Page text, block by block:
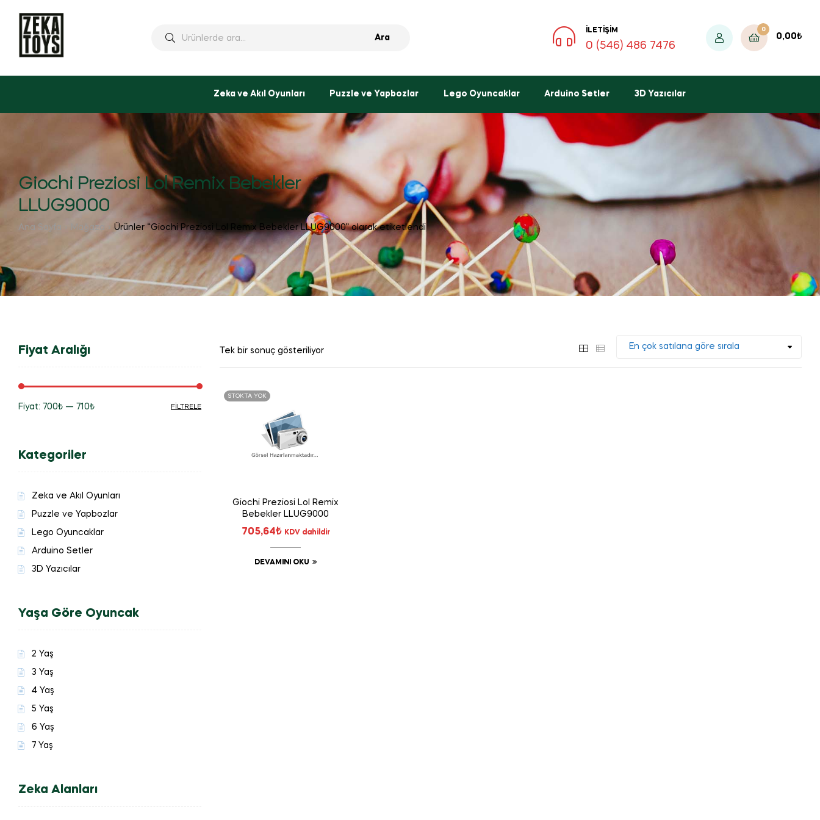
Ara
İLETIŞIM
0 (546) 486 7476
0
0,00₺
Zeka ve Akıl Oyunları Puzzle ve Yapbozlar Lego Oyuncaklar Arduino Setler 3D Yazıcılar
Giochi Preziosi Lol Remix Bebekler
LLUG9000
Ana Sayfa Mağaza Ürünler “Giochi Preziosi Lol Remix Bebekler LLUG9000” olarak etiketlendi
Tek bir sonuç gösteriliyor
STOKTA YOK
Giochi Preziosi Lol Remix
Bebekler LLUG9000
705,64₺ KDV dahildir
DEVAMINI OKU
Fiyat Aralığı
FILTRELE
Fiyat: 700₺ — 710₺
Kategoriler
Zeka ve Akıl Oyunları
Puzzle ve Yapbozlar
Lego Oyuncaklar
Arduino Setler
3D Yazıcılar
Yaşa Göre Oyuncak
2 Yaş
3 Yaş
4 Yaş
5 Yaş
6 Yaş
7 Yaş
Zeka Alanları